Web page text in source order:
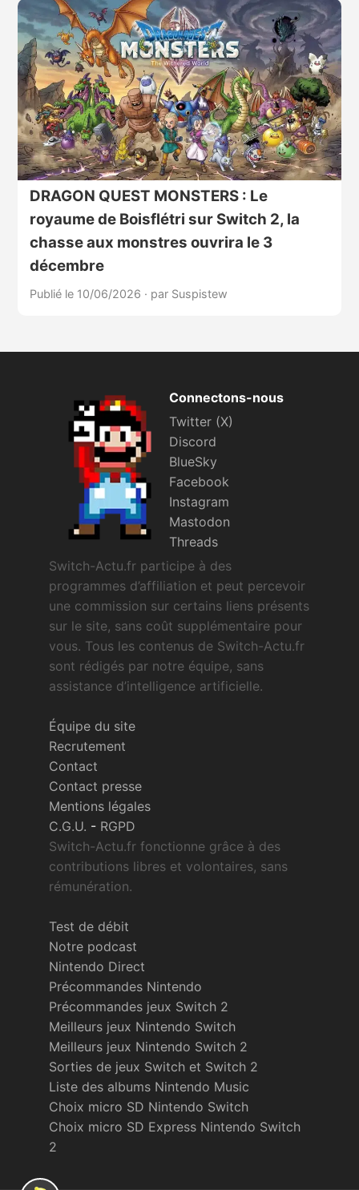
DRAGON QUEST MONSTERS : Le
royaume de Boisflétri sur Switch 2, la
chasse aux monstres ouvrira le 3
décembre
Publié le 10/06/2026 · par Suspistew
Connectons-nous
Twitter (X)
Discord
BlueSky
Facebook
Instagram
Mastodon
Threads
Switch-Actu.fr participe à des
programmes d’affiliation et peut percevoir
une commission sur certains liens présents
sur le site, sans coût supplémentaire pour
vous. Tous les contenus de Switch-Actu.fr
sont rédigés par notre équipe, sans
assistance d’intelligence artificielle.
Équipe du site
Recrutement
Contact
Contact presse
Mentions légales
C.G.U. - RGPD
Switch-Actu.fr fonctionne grâce à des
contributions libres et volontaires, sans
rémunération.
Test de débit
Notre podcast
Nintendo Direct
Précommandes Nintendo
Précommandes jeux Switch 2
Meilleurs jeux Nintendo Switch
Meilleurs jeux Nintendo Switch 2
Sorties de jeux Switch et Switch 2
Liste des albums Nintendo Music
Choix micro SD Nintendo Switch
Choix micro SD Express Nintendo Switch
2